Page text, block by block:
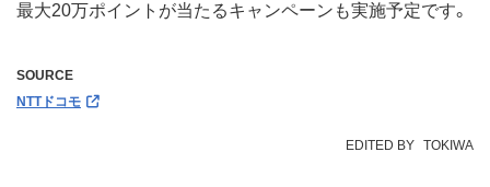
最大20万ポイントが当たるキャンペーンも実施予定です。
SOURCE
NTTドコモ
EDITED BY TOKIWA